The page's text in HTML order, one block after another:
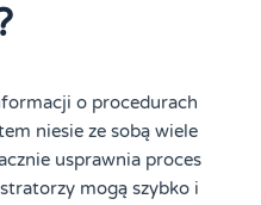
o procedurach
niesie ze sobą wiele
usprawnia proces
mogą szybko i